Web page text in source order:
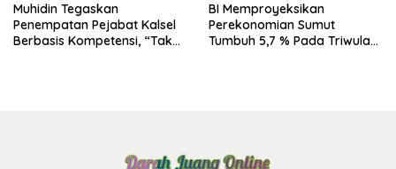
Muhidin Tegaskan
Penempatan Pejabat Kalsel
Berbasis Kompetensi, “Tak
BI Memproyeksikan
Perekonomian Sumut
Tumbuh 5,7 % Pada Triwulan